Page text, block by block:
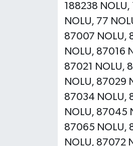
188238 NOLU,
NOLU, 77
87007 NOLU,
NOLU, 87016
87021 NOLU,
NOLU, 87029
87034 NOLU,
NOLU, 87045
87065 NOLU,
NOLU, 87072